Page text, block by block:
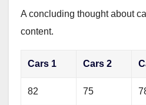
A concluding thought about
content.
Cars 1 Cars 2
82 75